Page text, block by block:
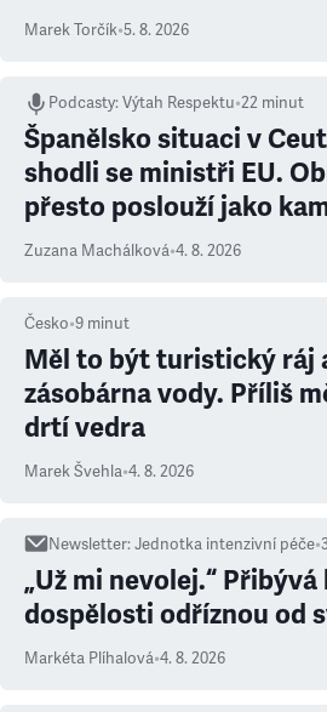
Marek Torčík•5. 8. 2026
Podcasty:Výtah Respektu•22 minut
Španělsko situaci v
shodli se ministři EU.
přesto poslouží jako
Zuzana Machálková•4. 8. 2026
Česko•9 minut
Měl to být turistický ráj
zásobárna vody. Příliš
drtí vedra
Marek Švehla•4. 8. 2026
Newsletter:Jednotka intenzivní péče•
„Už mi nevolej.“
dospělosti odříznou od
Markéta Plíhalová•4. 8. 2026